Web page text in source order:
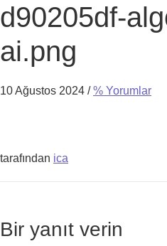
d90205df-
ai.png
10 Ağustos 2024 / % Yorumlar
tarafından ica
Bir yanıt verin